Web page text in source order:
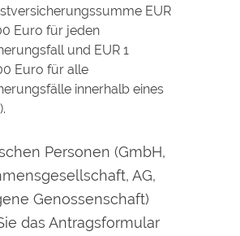
EUR
Euro für jeden
und EUR 1
Euro für alle
innerhalb eines
Personen (GmbH,
AG,
Genossenschaft)
das Antragsformular